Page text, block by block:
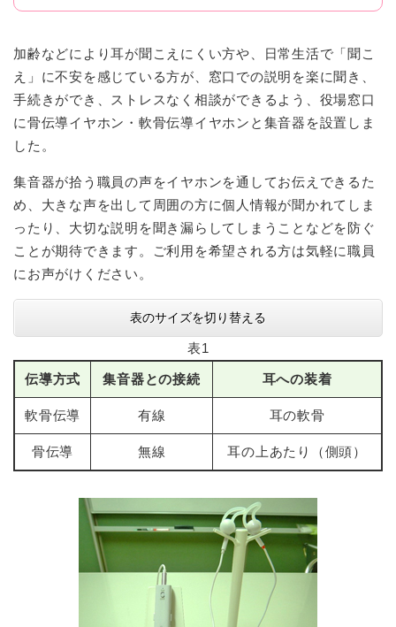
加齢などにより耳が聞こえにくい方や、日常生活で「聞こ
え」に不安を感じている方が、窓口での説明を楽に聞き、
手続きができ、ストレスなく相談ができるよう、役場窓口
に骨伝導イヤホン・軟骨伝導イヤホンと集音器を設置しま
した。
集音器が拾う職員の声をイヤホンを通してお伝えできるた
め、大きな声を出して周囲の方に個人情報が聞かれてしま
ったり、大切な説明を聞き漏らしてしまうことなどを防ぐ
ことが期待できます。ご利用を希望される方は気軽に職員
にお声がけください。
表のサイズを切り替える
表1
伝導方式 集音器との接続 耳への装着
軟骨伝導 有線 耳の軟骨
骨伝導 無線 耳の上あたり（側頭）